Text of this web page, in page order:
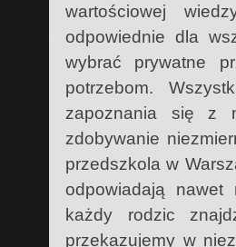
wartościowej
odpowiednie dla
wybrać prywatne
potrzebom.
zapoznania się z
zdobywanie
przedszkola w
odpowiadają nawet
każdy rodzic
przekazujemy w